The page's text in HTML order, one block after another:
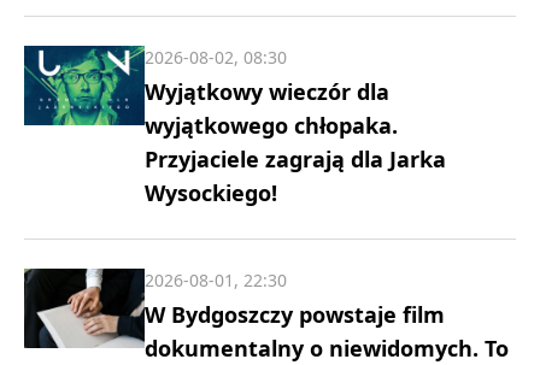
Wyjątkowy wieczór dla
wyjątkowego chłopaka.
Przyjaciele zagrają dla Jarka
Wysockiego!
2026-08-02, 08:30
W Bydgoszczy powstaje film
dokumentalny o niewidomych. To
2026-08-01, 22:30